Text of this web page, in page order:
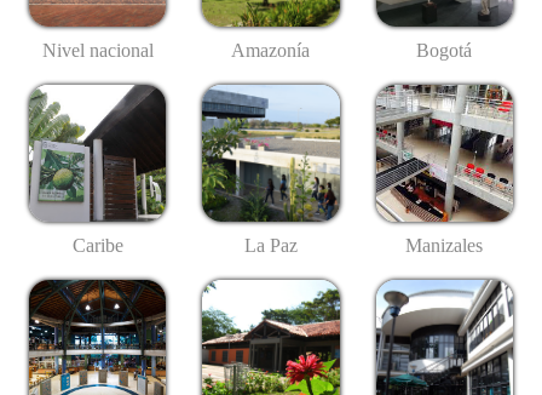
Nivel nacional Amazonía Bogotá
Caribe La Paz Manizales